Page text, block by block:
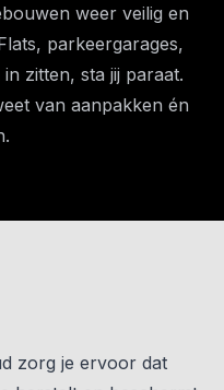
weer veilig en
parkeergarages,
zitten, sta jij paraat.
van aanpakken én
zorg je ervoor dat